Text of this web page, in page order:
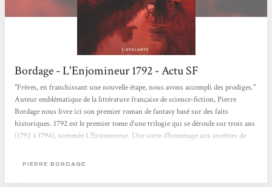
Bordage - L'Enjomineur 1792 - Actu SF
"Frères, en franchissant une nouvelle étape, nous avons accompli des prodiges."
Auteur emblématique de la littérature française de science-fiction, Pierre
Bordage nous livre ici son premier roman de fantasy basé sur des faits
historiques. 1792 est le premier tome d’une trilogie qui se déroule sur trois ans
(1792 à 1794), nommée L’Enjomineur. Une sorte d’hommage aux ancêtres de
L’auteur a choisi de commencer par cette année bien particulière qui a marqué
PIERRE BORDAGE